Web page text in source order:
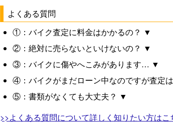
よくある質問
①：バイク査定に料金はかかるの？ ▼
②：絶対に売らないといけないの？ ▼
③：バイクに傷やへこみがあります… ▼
④：バイクがまだローン中なのですが査定
⑤：書類がなくても大丈夫？ ▼
>>よくある質問について詳しく知りたい方はこ